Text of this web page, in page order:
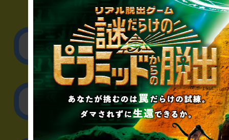
▼企業／法人の方
リアル脱出ゲーム制作
取材に関するお